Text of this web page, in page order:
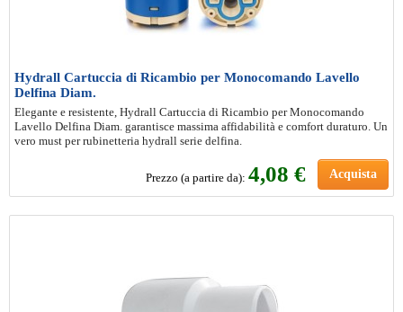
Hydrall Cartuccia di Ricambio per Monocomando Lavello
Delfina Diam.
Elegante e resistente, Hydrall Cartuccia di Ricambio per Monocomando
Lavello Delfina Diam. garantisce massima affidabilità e comfort duraturo. Un
vero must per rubinetteria hydrall serie delfina.
Prezzo (a partire da): 4,08 € Acquista